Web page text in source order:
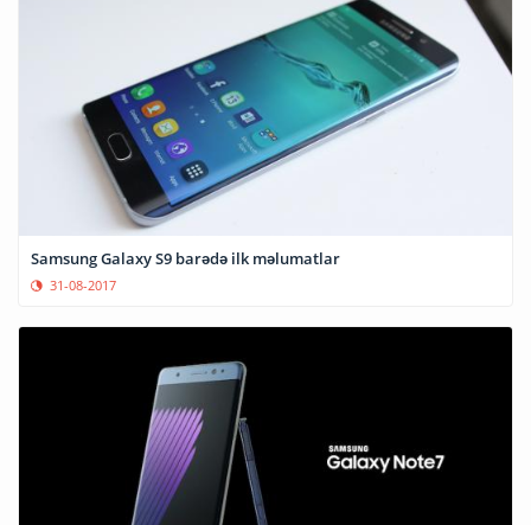
Samsung Galaxy S9 barədə ilk məlumatlar
31-08-2017